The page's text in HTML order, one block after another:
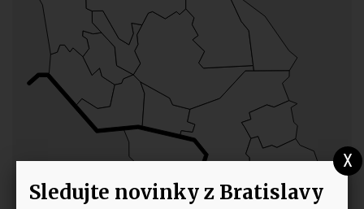
Sledujte novinky z Bratislavy